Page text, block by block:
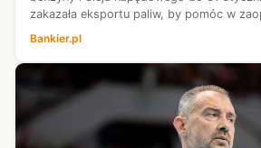
zakazała eksportu paliw, by pomóc w
rosyjski sektor...
Bankier.pl